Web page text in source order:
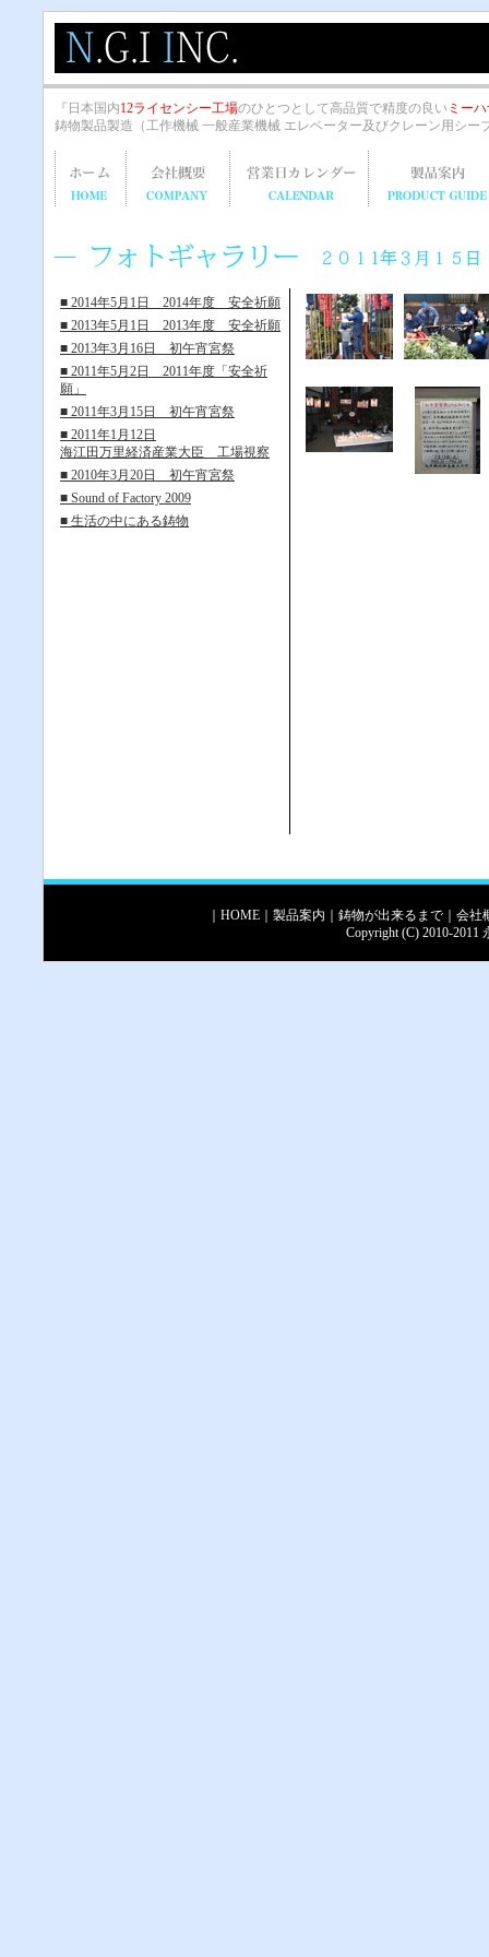
『日本国内12ライセンシー工場のひとつとして高品質で精度の良い ミー
鋳物製品製造（工作機械 一般産業機械 エレベーター及びクレーン用シ
■ 2014年5月1日 2014年度 安全祈願
■ 2013年5月1日 2013年度 安全祈願
■ 2013年3月16日 初午宵宮祭
■ 2011年5月2日 2011年度「安全祈
願」
■ 2011年3月15日 初午宵宮祭
■ 2011年1月12日
海江田万里経済産業大臣 工場視察
■ 2010年3月20日 初午宵宮祭
■ Sound of Factory 2009
■ 生活の中にある鋳物
HOME 製品案内 鋳物が出来るまで
会社
Copyright (C) 2010-2011